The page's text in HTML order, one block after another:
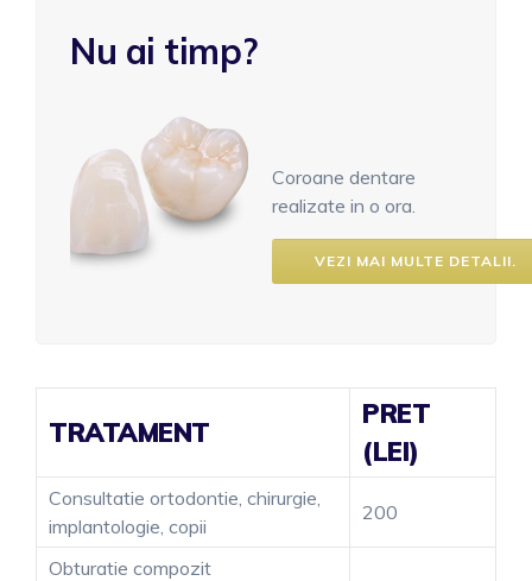
Nu ai timp?
Coroane dentare
realizate in o ora.
VEZI MAI MULTE DETALII.
TRATAMENT
PRET
(LEI)
Consultatie ortodontie, chirurgie,
implantologie, copii
200
Obturatie compozit